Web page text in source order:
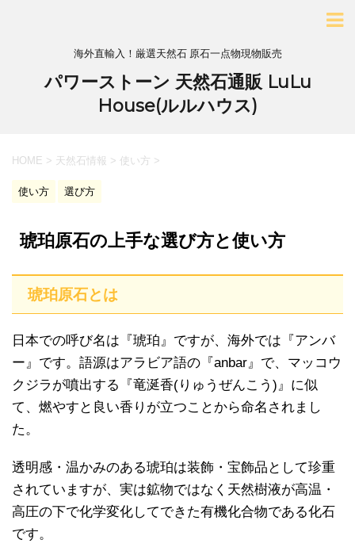
海外直輸入！厳選天然石 原石一点物現物販売
パワーストーン 天然石通販 LuLu
House(ルルハウス)
HOME > 天然石情報 > 使い方 >
使い方 選び方
琥珀原石の上手な選び方と使い方
琥珀原石とは
日本での呼び名は『琥珀』ですが、海外では『アンバ
ー』です。語源はアラビア語の『anbar』で、マッコウ
クジラが噴出する『竜涎香(りゅうぜんこう)』に似
て、燃やすと良い香りが立つことから命名されまし
た。
透明感・温かみのある琥珀は装飾・宝飾品として珍重
されていますが、実は鉱物ではなく天然樹液が高温・
高圧の下で化学変化してできた有機化合物である化石
です。